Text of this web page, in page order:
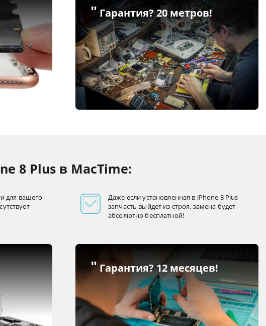
"Гарантия? 20 метров!
8 Plus в MacTime:
для вашего
Даже если установленная в iPhone 8 Plus
запчасть выйдет из строя, замена будет
абсолютно бесплатной!
"Гарантия? 12 месяцев!